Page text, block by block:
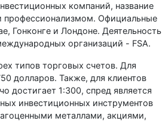
компаний, название
профессионализмом. Официальные
Гонконге и Лондоне. Деятельность
организаций - FSA.
типов торговых счетов. Для
долларов. Также, для клиентов
достигает 1:300, спред является
инвестиционных инструментов
металлами, акциями,